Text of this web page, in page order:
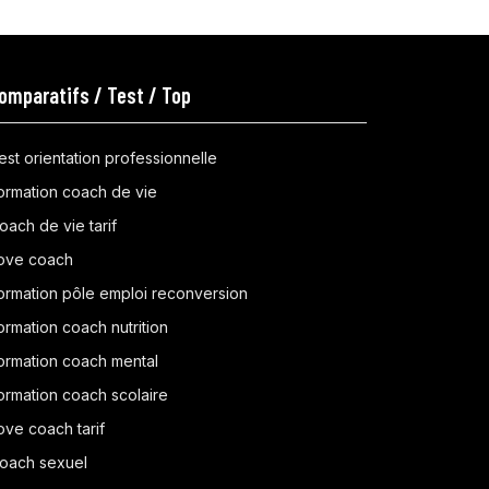
/ Test / Top
orientation professionnelle
coach de vie
de vie tarif
coach
pôle emploi reconversion
coach nutrition
coach mental
coach scolaire
coach tarif
sexuel